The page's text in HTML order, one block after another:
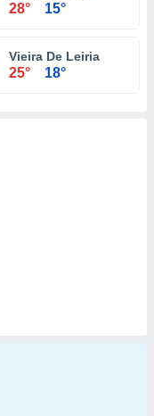
28° 15°
Vieira De Leiria
25° 18°